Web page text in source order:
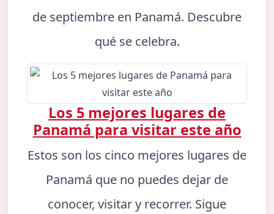
de septiembre en Panamá. Descubre
qué se celebra.
Los 5 mejores lugares de
Panamá para visitar este año
Estos son los cinco mejores lugares de
Panamá que no puedes dejar de
conocer, visitar y recorrer. Sigue